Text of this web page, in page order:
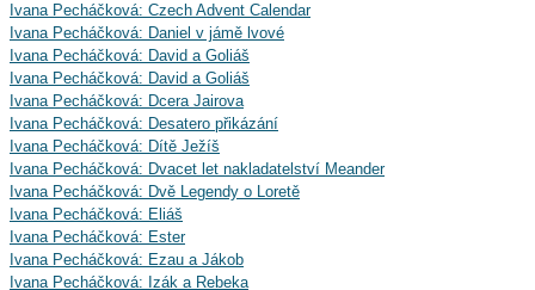
Ivana Pecháčková: Czech Advent Calendar
Ivana Pecháčková: Daniel v jámě lvové
Ivana Pecháčková: David a Goliáš
Ivana Pecháčková: David a Goliáš
Ivana Pecháčková: Dcera Jairova
Ivana Pecháčková: Desatero přikázání
Ivana Pecháčková: Dítě Ježíš
Ivana Pecháčková: Dvacet let nakladatelství Meander
Ivana Pecháčková: Dvě Legendy o Loretě
Ivana Pecháčková: Eliáš
Ivana Pecháčková: Ester
Ivana Pecháčková: Ezau a Jákob
Ivana Pecháčková: Izák a Rebeka